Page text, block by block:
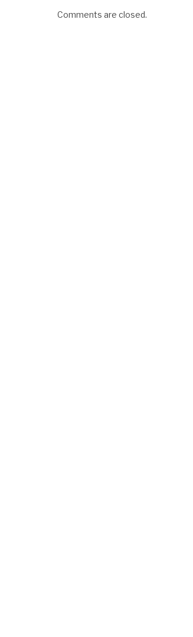
Comments are closed.